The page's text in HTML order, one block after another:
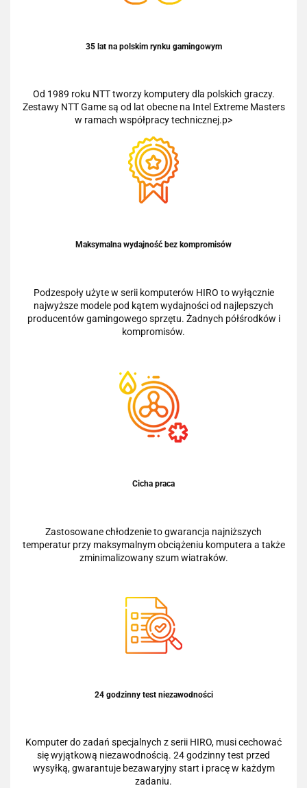
35 lat na polskim rynku gamingowym
Od 1989 roku NTT tworzy komputery dla polskich graczy.
Zestawy NTT Game są od lat obecne na Intel Extreme Masters
w ramach współpracy technicznej.p>
Maksymalna wydajność bez kompromisów
Podzespoły użyte w serii komputerów HIRO to wyłącznie
najwyższe modele pod kątem wydajności od najlepszych
producentów gamingowego sprzętu. Żadnych półśrodków i
kompromisów.
Cicha praca
Zastosowane chłodzenie to gwarancja najniższych
temperatur przy maksymalnym obciążeniu komputera a także
zminimalizowany szum wiatraków.
24 godzinny test niezawodności
Komputer do zadań specjalnych z serii HIRO, musi cechować
się wyjątkową niezawodnością. 24 godzinny test przed
wysyłką, gwarantuje bezawaryjny start i pracę w każdym
zadaniu.